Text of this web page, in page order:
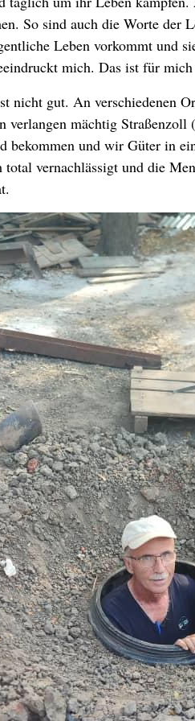
So sind auch die Worte der
Leben vorkommt und
mich. Das ist für
nicht gut. An verschiedenen
verlangen mächtig
bekommen und wir Güter in
vernachlässigt und die
Hans überprüft gerade den
tun was wir können und
Euch getragen, unterstützt
Gesundheit, Freude und
Arbeiten und